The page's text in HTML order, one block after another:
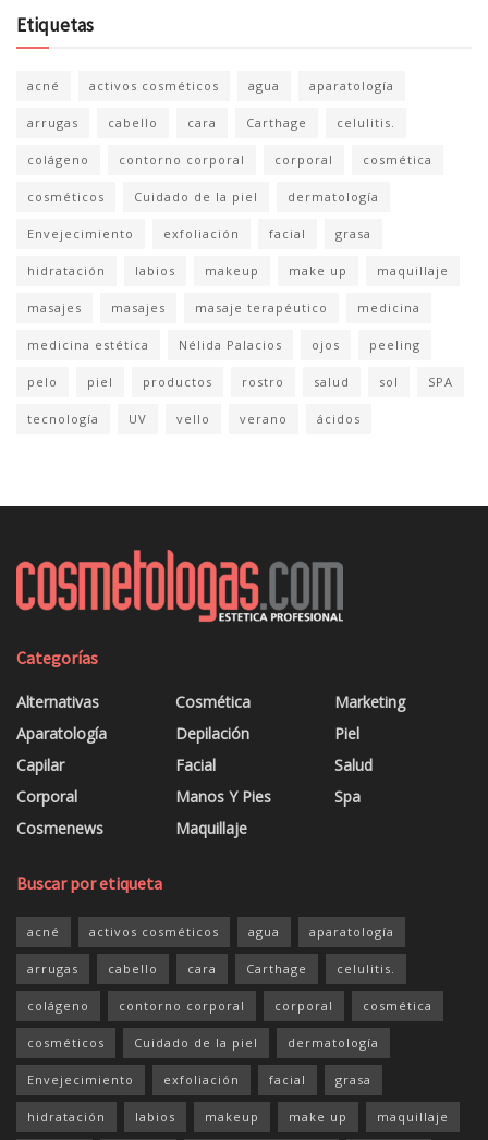
Etiquetas
acné activos cosméticos agua aparatología
arrugas cabello cara Carthage celulitis.
colágeno contorno corporal corporal cosmética
cosméticos Cuidado de la piel dermatología
Envejecimiento exfoliación facial grasa
hidratación labios makeup make up maquillaje
masajes masajes masaje terapéutico medicina
medicina estética Nélida Palacios ojos peeling
pelo piel productos rostro salud sol SPA
tecnología UV vello verano ácidos
Categorías
Alternativas
Aparatología
Capilar
Corporal
Cosmenews
Cosmética
Depilación
Facial
Manos Y Pies
Maquillaje
Marketing
Piel
Salud
Spa
Buscar por etiqueta
acné activos cosméticos agua aparatología
arrugas cabello cara Carthage celulitis.
colágeno contorno corporal corporal cosmética
cosméticos Cuidado de la piel dermatología
Envejecimiento exfoliación facial grasa
hidratación labios makeup make up maquillaje